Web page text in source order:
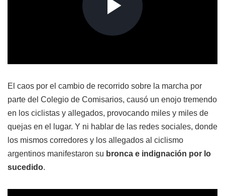
El caos por el cambio de recorrido sobre la marcha por
parte del Colegio de Comisarios, causó un enojo tremendo
en los ciclistas y allegados, provocando miles y miles de
quejas en el lugar. Y ni hablar de las redes sociales, donde
los mismos corredores y los allegados al ciclismo
argentinos manifestaron su bronca e indignación por lo
sucedido.